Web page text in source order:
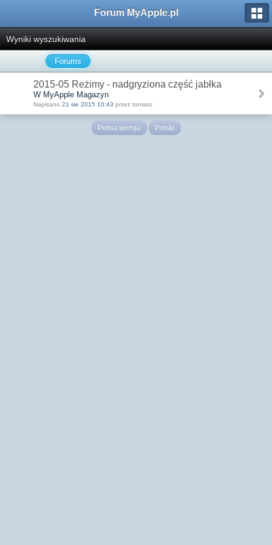
Forum MyApple.pl
Wyniki wyszukiwania
Forums
2015-05 Reżimy - nadgryziona część jabłka
W MyApple Magazyn
Napisano 21 sie 2015 10:43 przez tomasz
Pełna wersja Polski